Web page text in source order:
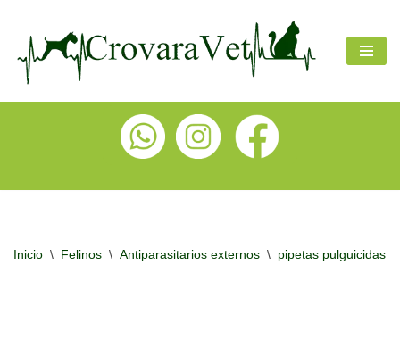
Inicio \ Felinos \ Antiparasitarios externos \ pipetas pulguicidas